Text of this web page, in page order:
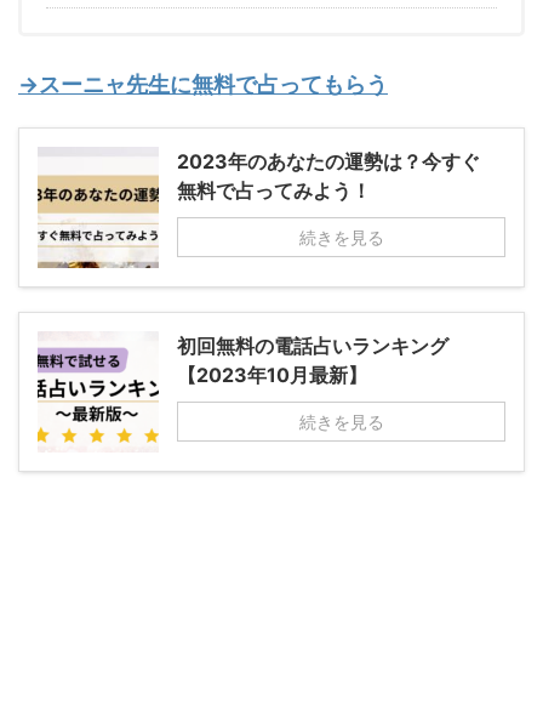
→スーニャ先生に無料で占ってもらう
2023年のあなたの運勢は？今すぐ
無料で占ってみよう！
続きを見る
初回無料の電話占いランキング
【2023年10月最新】
続きを見る